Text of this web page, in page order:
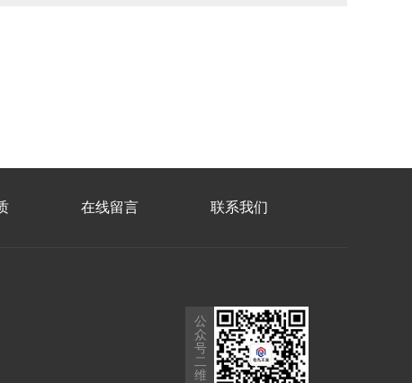
在线留言 联系我们
公
众
号
二
维